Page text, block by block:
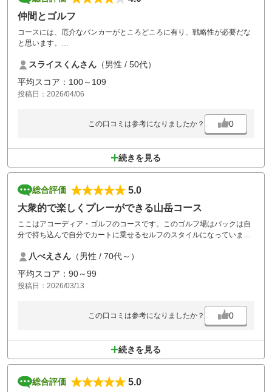
仲間とゴルフ
コースには、厄介なバンカーがところどころに有り、戦略性が必要だな
と思います。
戦略性があるので、また来たいと思います。
食事は、プラス料金が高くがっかりしましたが
料理は美味しいです。
スライスくんさん （男性 / 50代）
平均スコア：100～109
投稿日：2026/04/06
この口コミは参考になりましたか？ 0
続きを見る
総合評価
5.0
大衆的で楽しくプレーができる山岳コース
ここはアコーディア・ゴルフのコースです。このゴルフ場はバックは自
分で持ち込んで自分でカートに乗せるセルフのスタイルになっていま
コースは山岳コースのため打ち下ろしや打ち上げのコースが多くトリッ
キーでクラブ選択などに気を遣いますが、そんなところが楽しく気に入
っています。
クラブハウス脇から群馬の町並み赤城山、遠く谷川岳なども望める景色
利くなどコスパもいいと思います。
八べえさん （男性 / 70代～）
平均スコア：90～99
投稿日：2026/03/13
この口コミは参考になりましたか？ 0
続きを見る
総合評価
5.0